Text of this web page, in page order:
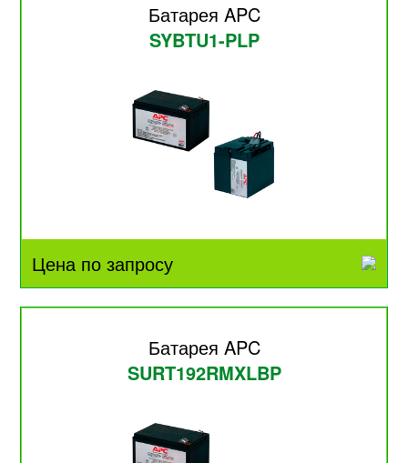
Батарея APC
SYBTU1-PLP
Цена по запросу
Батарея APC
SURT192RMXLBP